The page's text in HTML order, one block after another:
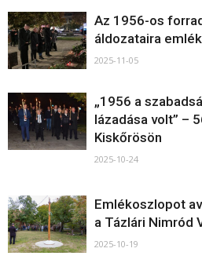
Az 1956-os
áldozataira
2025-11-05
„1956 a
lázadása volt” –
Kiskőrösön
2025-10-24
Emlékoszlopot
a Tázlári Nimród
2025-10-19